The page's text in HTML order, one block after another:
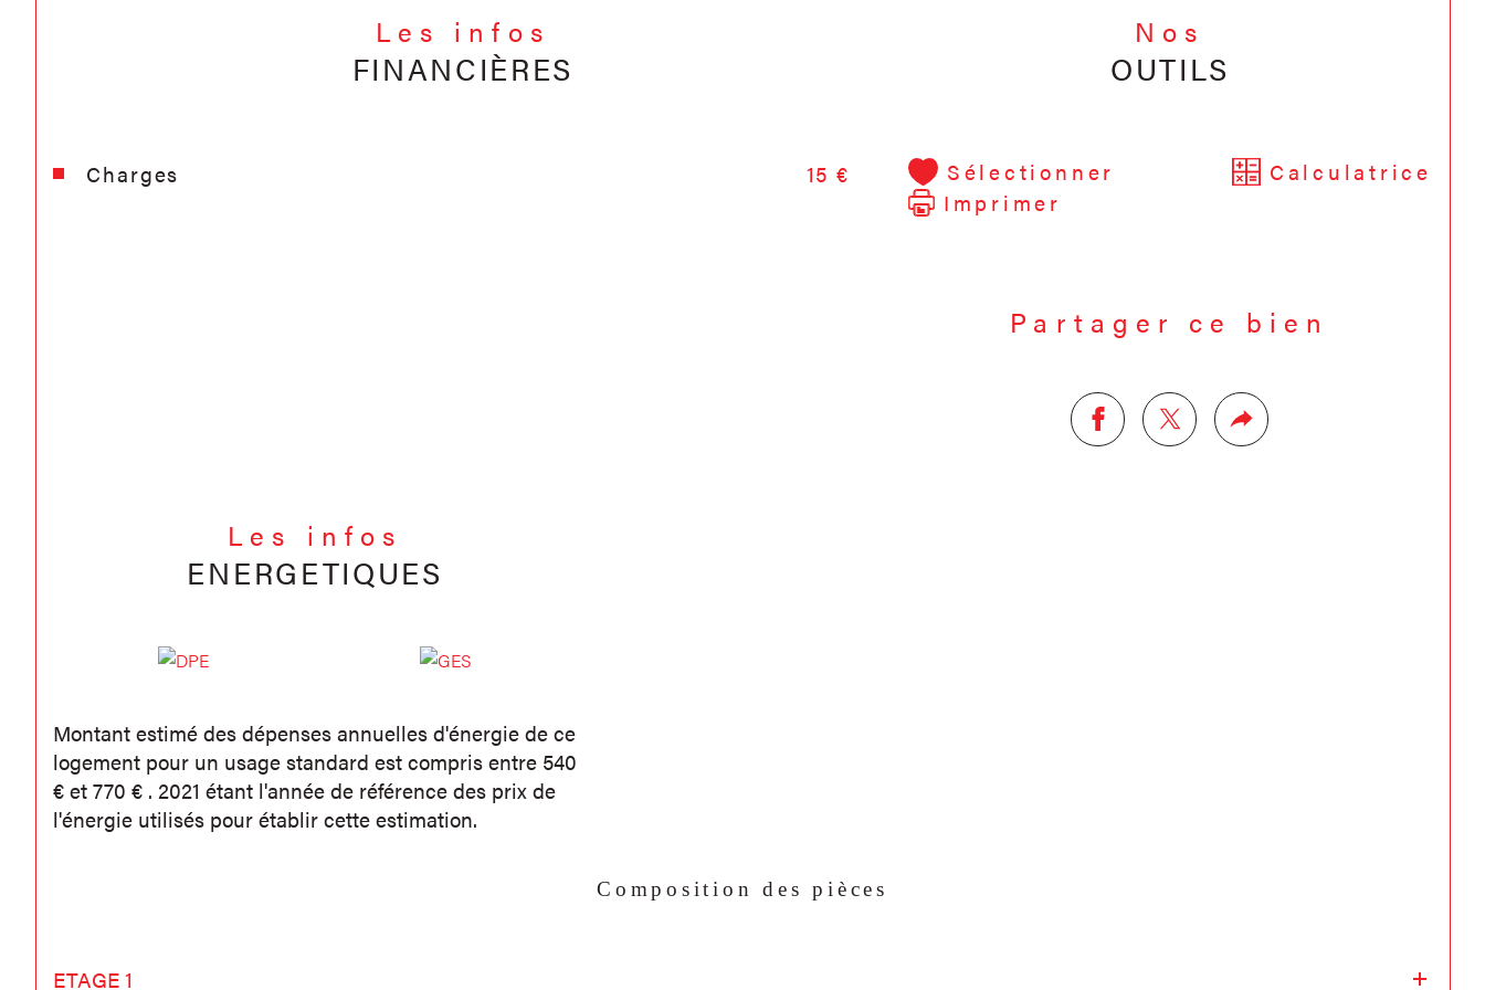
Les infos
FINANCIÈRES
Charges 15 €
Nos
OUTILS
Sélectionner
Calculatrice
Imprimer
Partager ce bien
Les infos
ENERGETIQUES
Montant estimé des dépenses annuelles d'énergie de ce
logement pour un usage standard est compris entre 540
€ et 770 € . 2021 étant l'année de référence des prix de
l'énergie utilisés pour établir cette estimation.
Composition des pièces
ETAGE 1